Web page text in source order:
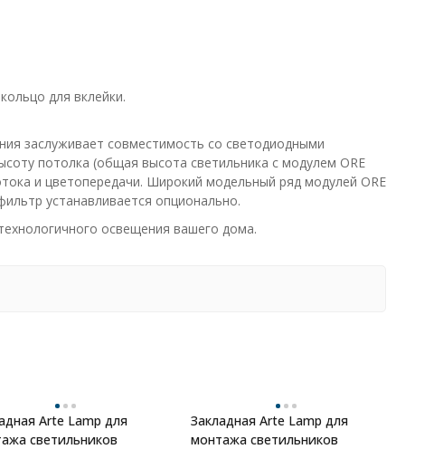
для вклейки.
заслуживает совместимость со светодиодными
потолка (общая высота светильника с модулем ORE
и цветопередачи. Широкий модельный ряд модулей ORE
устанавливается опционально.
освещения вашего дома.
Arte Lamp для
светильников
Закладная Arte Lamp для
монтажа светильников